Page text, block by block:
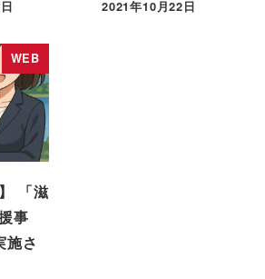
投稿日
2021年10月22日
WEB
「滋
事
施さ